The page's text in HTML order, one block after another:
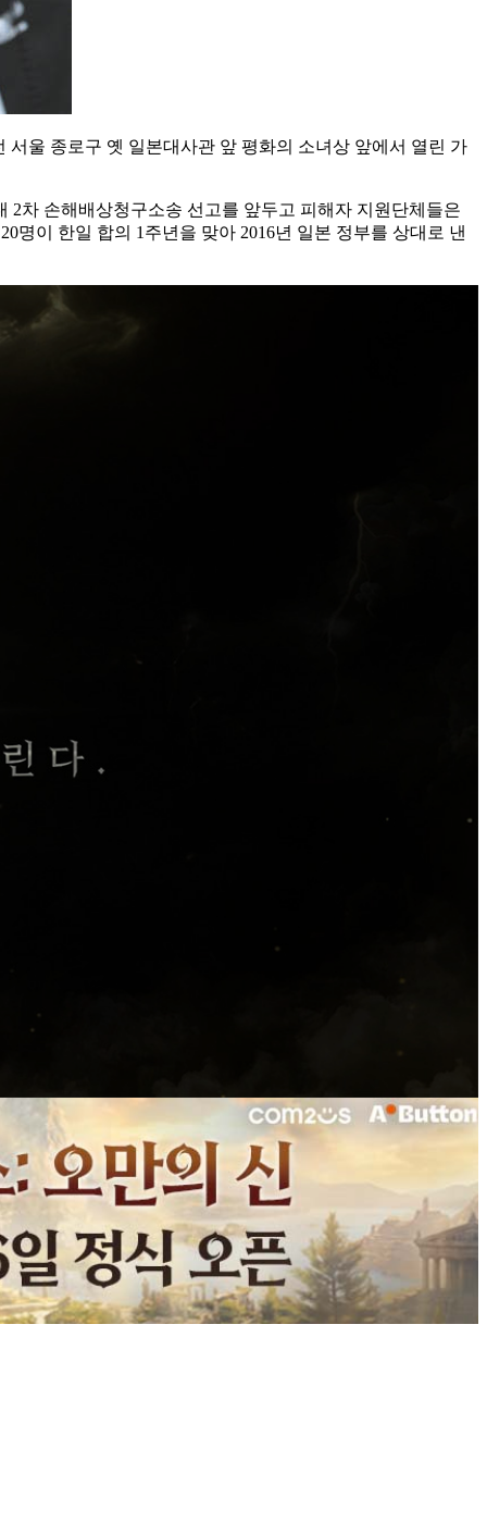
울 종로구 옛 일본대사관 앞 평화의 소녀상 앞에서 열린 가
차 손해배상청구소송 선고를 앞두고 피해자 지원단체들은
명이 한일 합의 1주년을 맞아 2016년 일본 정부를 상대로 낸